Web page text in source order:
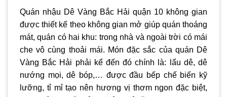
Quán nhậu Dê Vàng Bắc Hải quận 10 không gian
được thiết kế theo không gian mở giúp quán thoáng
mát, quán có hai khu: trong nhà và ngoài trời có mái
che vô cùng thoải mái. Món đặc sắc của quán Dê
Vàng Bắc Hải phải kể đến đó chính là: lẩu dê, dê
nướng mọi, dê bóp,… được đầu bếp chế biến kỹ
lưỡng, tỉ mỉ tạo nên hương vị thơm ngon đặc biệt,